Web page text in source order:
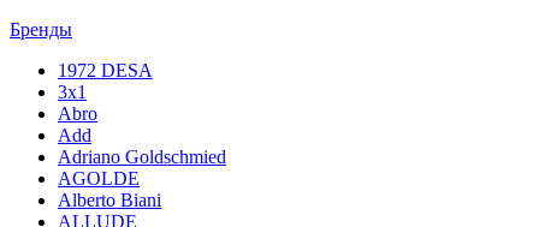
Бренды
1972 DESA
3x1
Abro
Add
Adriano Goldschmied
AGOLDE
Alberto Biani
ALLUDE